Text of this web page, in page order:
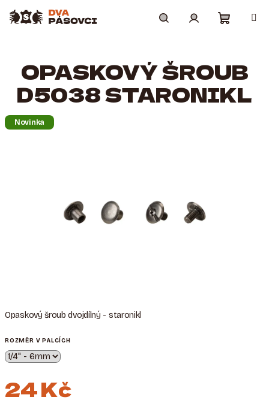
košík
Opaskový šroub dvojdílný - staronikl
ROZMĚR V PALCÍCH
24 Kč
OPASKOVÝ ŠROUB
D5038 STARONIKL
Novinka